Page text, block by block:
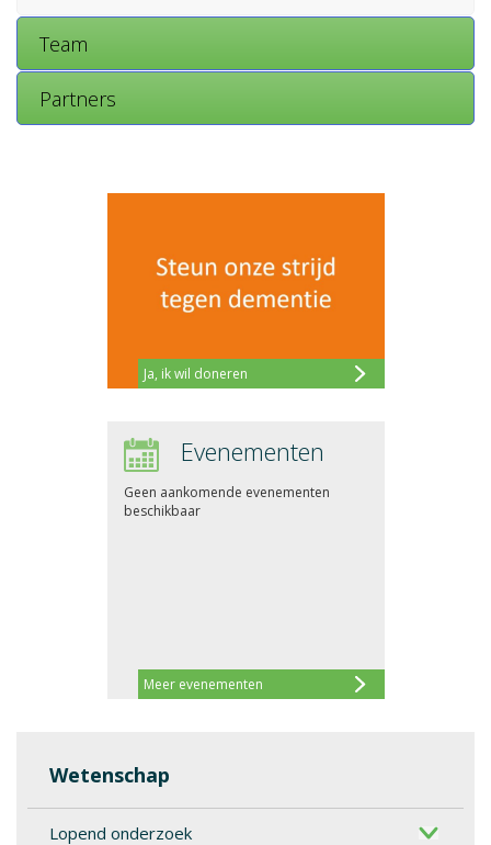
Wetenschap
Lopend onderzoek
Team
Partners
Ja, ik wil doneren
Evenementen
Meer evenementen
Geen aankomende evenementen
beschikbaar